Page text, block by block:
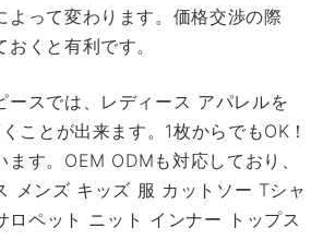
よって変わります。価格交渉の際
くと有利です。
ースでは、レディース アパレルを
ことが出来ます。1枚からでもOK！
す。OEM ODMも対応しており、
メンズ キッズ 服 カットソー Tシャ
ロペット ニット インナー トップス